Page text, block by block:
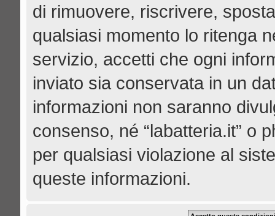
di rimuovere, riscrivere,
qualsiasi momento lo ritenga
servizio, accetti che ogni
inviato sia conservata in un
informazioni non saranno
consenso, né “labatteria.it” o
per qualsiasi violazione al
queste informazioni.